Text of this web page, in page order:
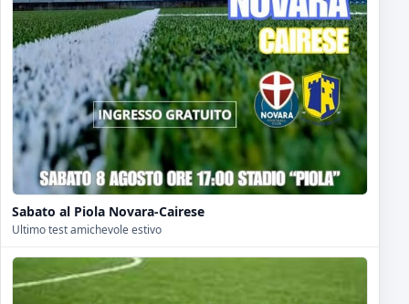
Sabato al Piola Novara-Cairese
Ultimo test amichevole estivo